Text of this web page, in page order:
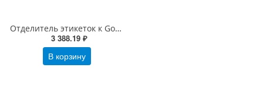
Отделитель этикеток к Godex G500/ EZ-1x00, EZ-1x00+, EZPi-1x00 (Stripper Module, арт. 00606)
3 388.19 ₽
В корзину